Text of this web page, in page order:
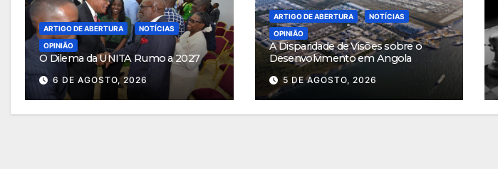
ARTIGO DE ABERTURA
NOTÍCIAS
OPINIÃO
O Dilema da UNITA Rumo a 2027
6 DE AGOSTO, 2026
ARTIGO DE ABERTURA
NOTÍCIAS
OPINIÃO
A Disparidade de Visões sobre o
Desenvolvimento em Angola
5 DE AGOSTO, 2026